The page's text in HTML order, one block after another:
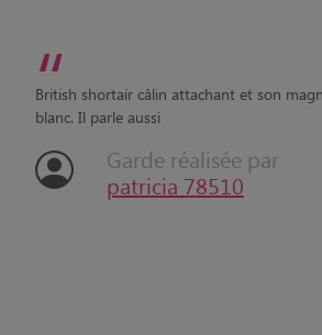
“
British shortair câlin attachant et son
blanc. Il parle aussi
Garde réalisée par
patricia 78510